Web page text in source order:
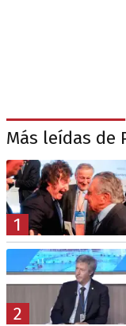
Más leídas de
1
2